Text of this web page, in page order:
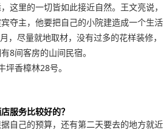
这里的一切皆如此接近自然。王文亮说，
夺主，他要把自己的小院建造成一个生活
，尽量就地取材，没有过多的花样装修，
8间客房的山间民宿。
香樟林28号。
服务比较好的？
自己的预算，还有第二天要去的地方就近